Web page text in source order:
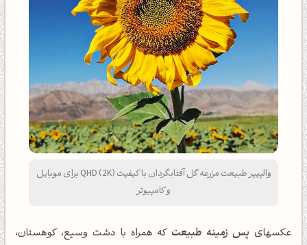
والپیپر طبیعت مزرعه گل آفتابگردان با کیفیت QHD (2K) برای موبایل
و کامپیوتر
عکسهای پس زمینه طبیعتکه همراه با دشت وسیع، کوهستان،